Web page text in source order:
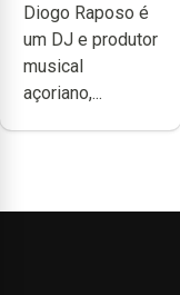
noção do quão
difícil é
produzir uma
música”
Diogo Raposo é
um DJ e produtor
musical
açoriano,...